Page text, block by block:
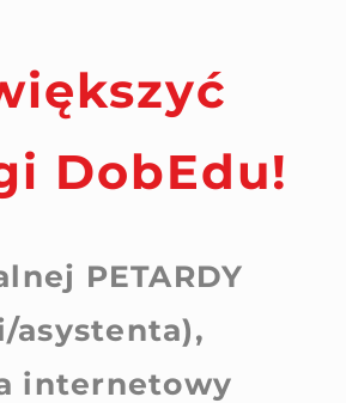
DobEdu!
PETARDY
asystenta),
internetowy